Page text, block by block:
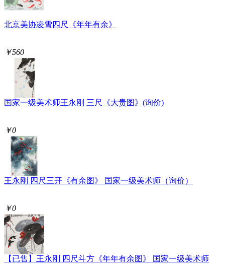
北京美协凌雪四尺《年年有余》
￥560
国家一级美术师王永刚 三尺《大贵图》(询价)
￥0
王永刚 四尺三开《有余图》 国家一级美术师（询价）
￥0
【已售】王永刚 四尺斗方《年年有余图》 国家一级美术师